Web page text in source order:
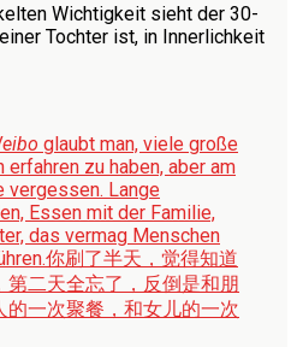
Wichtigkeit sieht der 30-
Tochter ist, in Innerlichkeit
glaubt man, viele große
erfahren zu haben, aber am
vergessen. Lange
Essen mit der Familie,
das vermag Menschen
你刷了半天，觉得知道
第二天全忘了，反倒是和朋
一次聚餐，和女儿的一次